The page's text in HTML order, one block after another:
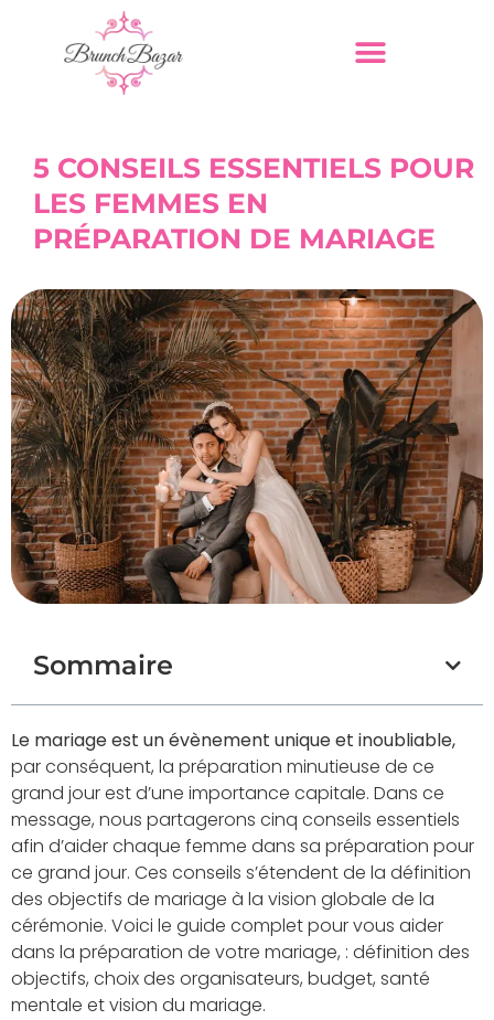
5 CONSEILS ESSENTIELS POUR
LES FEMMES EN
PRÉPARATION DE MARIAGE
Sommaire
Le mariage est un évènement unique et inoubliable,
par conséquent, la préparation minutieuse de ce
grand jour est d’une importance capitale. Dans ce
message, nous partagerons cinq conseils essentiels
afin d’aider chaque femme dans sa préparation pour
ce grand jour. Ces conseils s’étendent de la définition
des objectifs de mariage à la vision globale de la
cérémonie. Voici le guide complet pour vous aider
dans la préparation de votre mariage, : définition des
objectifs, choix des organisateurs, budget, santé
mentale et vision du mariage.